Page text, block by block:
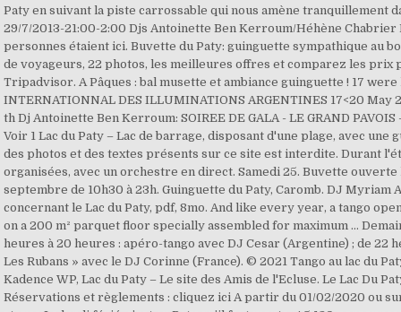
Paty en suivant la piste carrossable qui nous amène tranquillement
29/7/2013-21:00-2:00 Djs Antoinette Ben Kerroum/Héhène Chabrier
personnes étaient ici. Buvette du Paty: guinguette sympathique au
de voyageurs, 22 photos, les meilleures offres et comparez les prix
Tripadvisor. A Pâques : bal musette et ambiance guinguette ! 17 were
INTERNATIONNAL DES ILLUMINATIONS ARGENTINES 17<20 May
th Dj Antoinette Ben Kerroum: SOIREE DE GALA - LE GRAND PAVOIS
Voir 1 Lac du Paty – Lac de barrage, disposant d'une plage, avec
des photos et des textes présents sur ce site est interdite. Durant
organisées, avec un orchestre en direct. Samedi 25. Buvette ouverte
septembre de 10h30 à 23h. Guinguette du Paty, Caromb. DJ Myriam
concernant le Lac du Paty, pdf, 8mo. And like every year, a tango
on a 200 m² parquet floor specially assembled for maximum …
heures à 20 heures : apéro-tango avec DJ Cesar (Argentine) ; de 22
Les Rubans » avec le DJ Corinne (France). © 2021 Tango au lac du
Kadence WP, Lac du Paty – Le site des Amis de l'Ecluse. Le Lac Du
Réservations et règlements : cliquez ici A partir du 01/02/2020 ou